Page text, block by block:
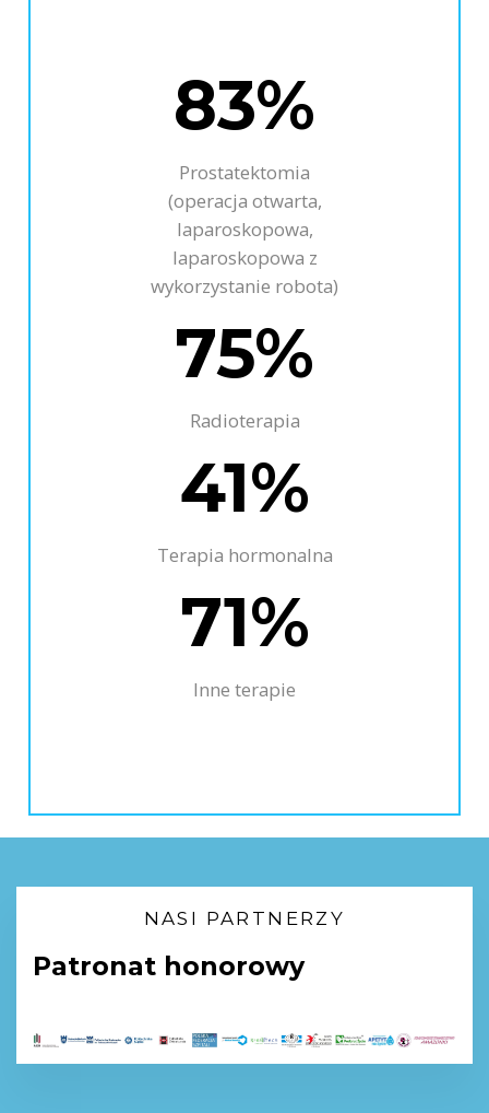
83%
Prostatektomia
(operacja otwarta,
laparoskopowa,
laparoskopowa z
wykorzystanie robota)
75%
Radioterapia
41%
Terapia hormonalna
71%
Inne terapie
NASI PARTNERZY
Patronat honorowy